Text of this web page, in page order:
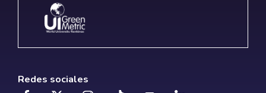
Redes sociales